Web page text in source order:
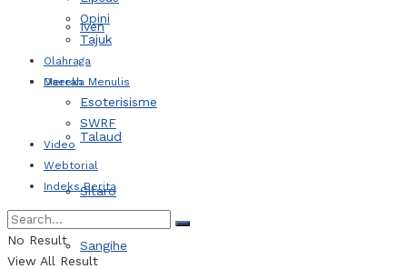
Iven
Daerah
Talaud
Sitaro
Sangihe
Opini
Tajuk
Olahraga
Mereka Menulis
Esoterisisme
SWRF
Video
Webtorial
Indeks Berita
No Result
View All Result